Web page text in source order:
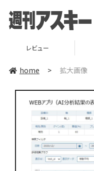
レビュー
home > 拡大画像